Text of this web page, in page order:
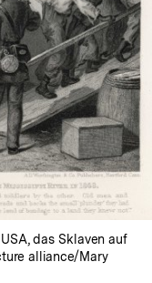
das Sklaven auf
alliance/Mary